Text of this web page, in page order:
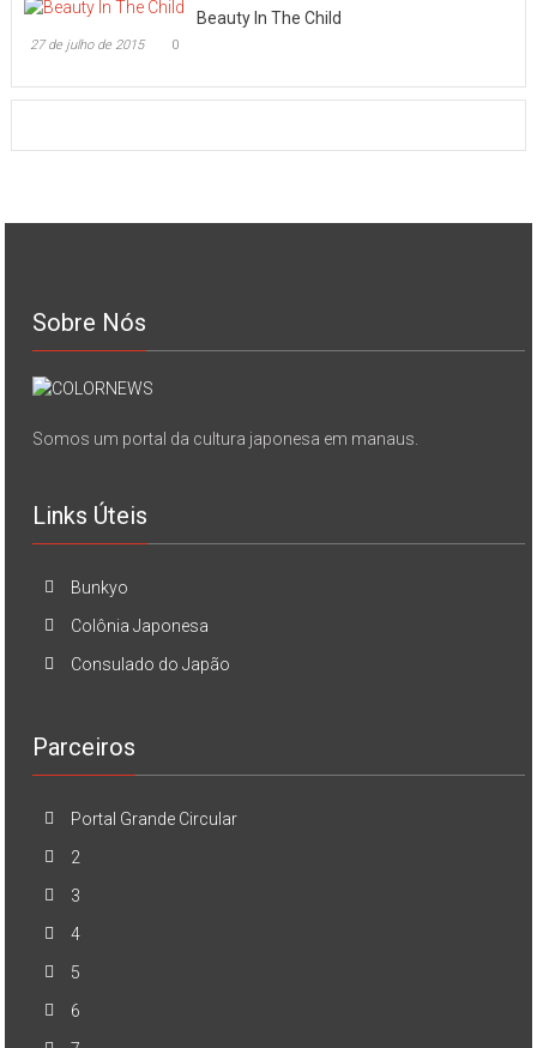
Beauty In The Child
27 de julho de 2015 0
Sobre Nós
Somos um portal da cultura japonesa em manaus.
Links Úteis
Bunkyo
Colônia Japonesa
Consulado do Japão
Parceiros
Portal Grande Circular
2
3
4
5
6